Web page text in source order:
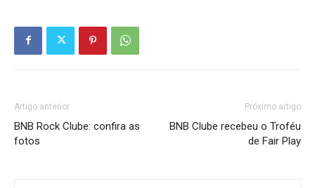
Artigo anterior
BNB Rock Clube: confira as
fotos
Próximo artigo
BNB Clube recebeu o Troféu
de Fair Play